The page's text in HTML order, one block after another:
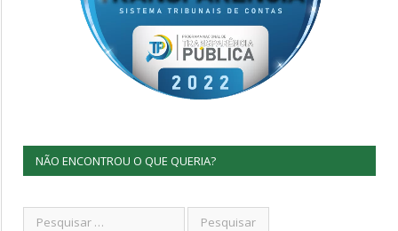
NÃO ENCONTROU O QUE QUERIA?